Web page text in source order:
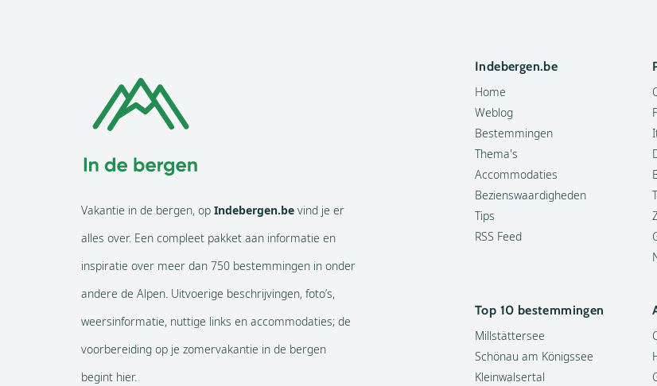
Vakantie in de bergen, op Indebergen.be vind je er
alles over. Een compleet pakket aan informatie en
inspiratie over meer dan 750 bestemmingen in onder
andere de Alpen. Uitvoerige beschrijvingen, foto’s,
weersinformatie, nuttige links en accommodaties; de
voorbereiding op je zomervakantie in de bergen
begint hier.
Indebergen.be
Home
Weblog
Bestemmingen
Thema's
Accommodaties
Bezienswaardigheden
Tips
RSS Feed
Top 10 bestemmingen
Millstättersee
Schönau am Königssee
Kleinwalsertal